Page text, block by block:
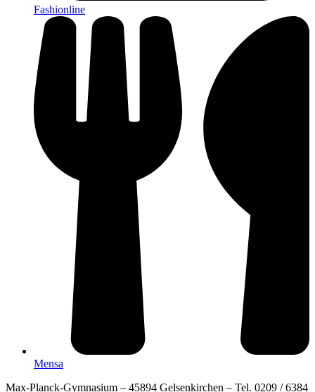
Fashionline
Mensa
Max-Planck-Gymnasium – 45894 Gelsenkirchen – Tel. 0209 / 6384